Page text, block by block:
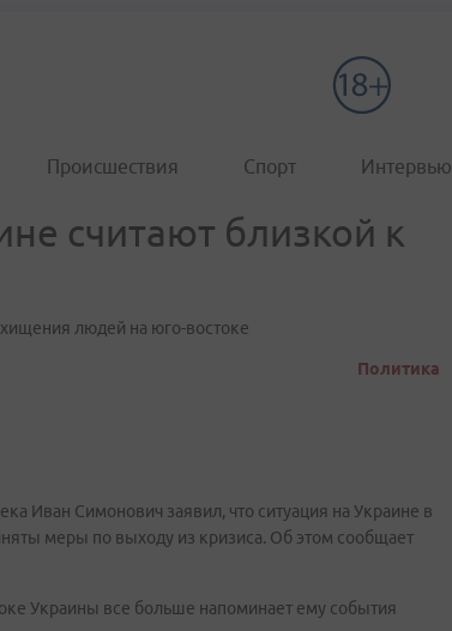
Происшествия Спорт Интервью
считают близкой к
людей на юго-востоке
Политика
Иван Симонович заявил, что ситуация на Украине в
меры по выходу из кризиса. Об этом сообщает
Украины все больше напоминает ему события